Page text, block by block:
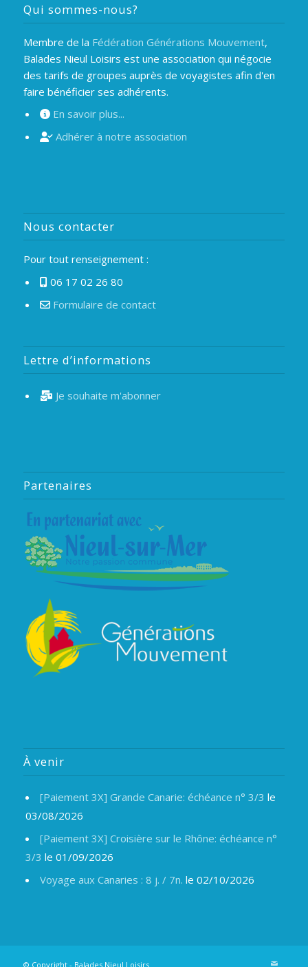
Qui sommes-nous?
Membre de la Fédération Générations Mouvement,
Balades Nieul Loisirs est une association qui négocie
des tarifs de groupes auprès de voyagistes afin d'en
faire bénéficier ses adhérents.
En savoir plus...
Adhérer à notre association
Nous contacter
Pour tout renseignement :
06 17 02 26 80
Formulaire de contact
Lettre d’informations
Je souhaite m'abonner
Partenaires
À venir
[Paiement 3X] Grande Canarie: échéance n° 3/3 le
03/08/2026
[Paiement 3X] Croisière sur le Rhône: échéance n°
3/3 le 01/09/2026
Voyage aux Canaries : 8 j. / 7n. le 02/10/2026
© Copyright - Balades Nieul Loisirs